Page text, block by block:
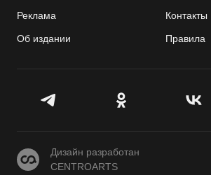
Реклама Контакты
Об издании Правила
CENTROARTS